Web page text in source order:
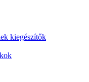
kiegészítők